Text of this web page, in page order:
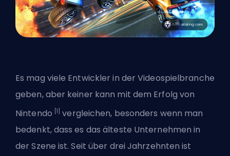
Es mag viele Entwickler in der Videospielbranche
geben, aber keiner kann mit dem Erfolg von
Nintendo [1] vergleichen, besonders wenn man
bedenkt, dass es das älteste Unternehmen in
der Szene ist. Seit über drei Jahrzehnten ist